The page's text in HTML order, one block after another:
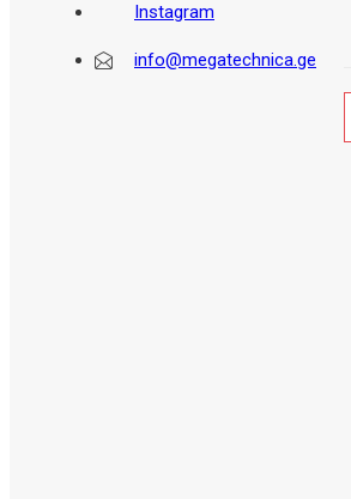
Instagram
info@megatechnica.ge